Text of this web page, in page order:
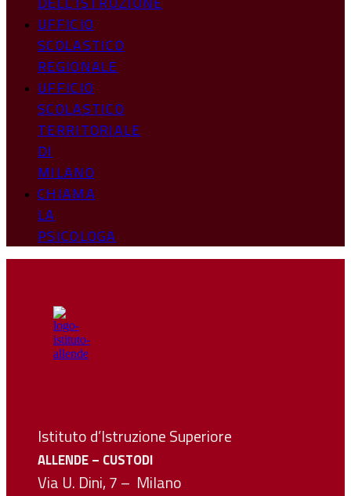
UFFICIO
SCOLASTICO
REGIONALE
UFFICIO
SCOLASTICO
TERRITORIALE
DI
MILANO
CHIAMA
LA
PSICOLOGA
Istituto d’Istruzione Superiore
ALLENDE – CUSTODI
Via U. Dini, 7 – Milano